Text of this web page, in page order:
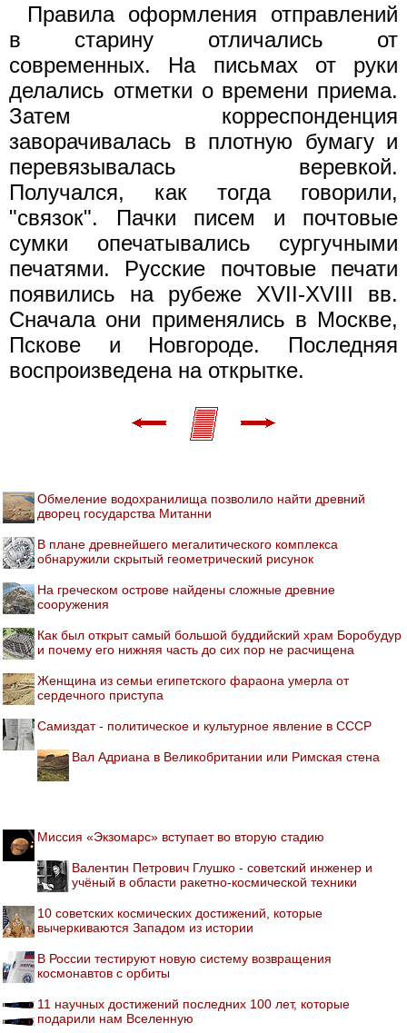
Правила оформления отправлений
в старину отличались от
современных. На письмах от руки
делались отметки о времени приема.
Затем корреспонденция
заворачивалась в плотную бумагу и
перевязывалась веревкой.
Получался, как тогда говорили,
"связок". Пачки писем и почтовые
сумки опечатывались сургучными
печатями. Русские почтовые печати
появились на рубеже XVII-XVIII вв.
Сначала они применялись в Москве,
Пскове и Новгороде. Последняя
воспроизведена на открытке.
Обмеление водохранилища позволило найти древний
дворец государства Митанни
В плане древнейшего мегалитического комплекса
обнаружили скрытый геометрический рисунок
На греческом острове найдены сложные древние
сооружения
Как был открыт самый большой буддийский храм Боробудур
и почему его нижняя часть до сих пор не расчищена
Женщина из семьи египетского фараона умерла от
сердечного приступа
Самиздат - политическое и культурное явление в СССР
Вал Адриана в Великобритании или Римская стена
Миссия «Экзомарс» вступает во вторую стадию
Валентин Петрович Глушко - советский инженер и
учёный в области ракетно-космической техники
10 советских космических достижений, которые
вычеркиваются Западом из истории
В России тестируют новую систему возвращения
космонавтов с орбиты
11 научных достижений последних 100 лет, которые
подарили нам Вселенную